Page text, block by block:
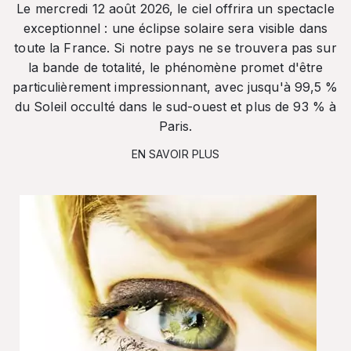
Le mercredi 12 août 2026, le ciel offrira un spectacle
exceptionnel : une éclipse solaire sera visible dans
toute la France. Si notre pays ne se trouvera pas sur
la bande de totalité, le phénomène promet d'être
particulièrement impressionnant, avec jusqu'à 99,5 %
du Soleil occulté dans le sud-ouest et plus de 93 % à
Paris.
EN SAVOIR PLUS